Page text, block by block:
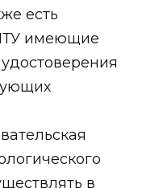
есть
имеющие
в